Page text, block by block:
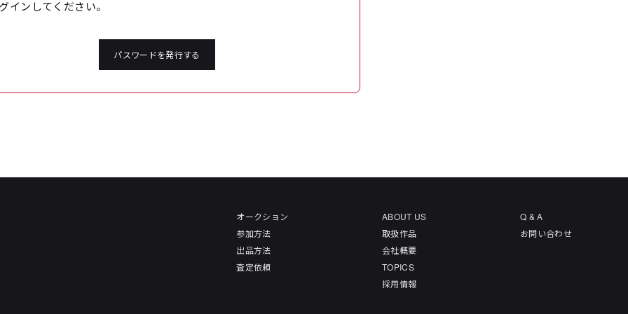
インしてください。
パスワードを発行する
オークション
参加方法
出品方法
査定依頼
ABOUT US
取扱作品
会社概要
TOPICS
採用情報
Q & A
お問い合わせ